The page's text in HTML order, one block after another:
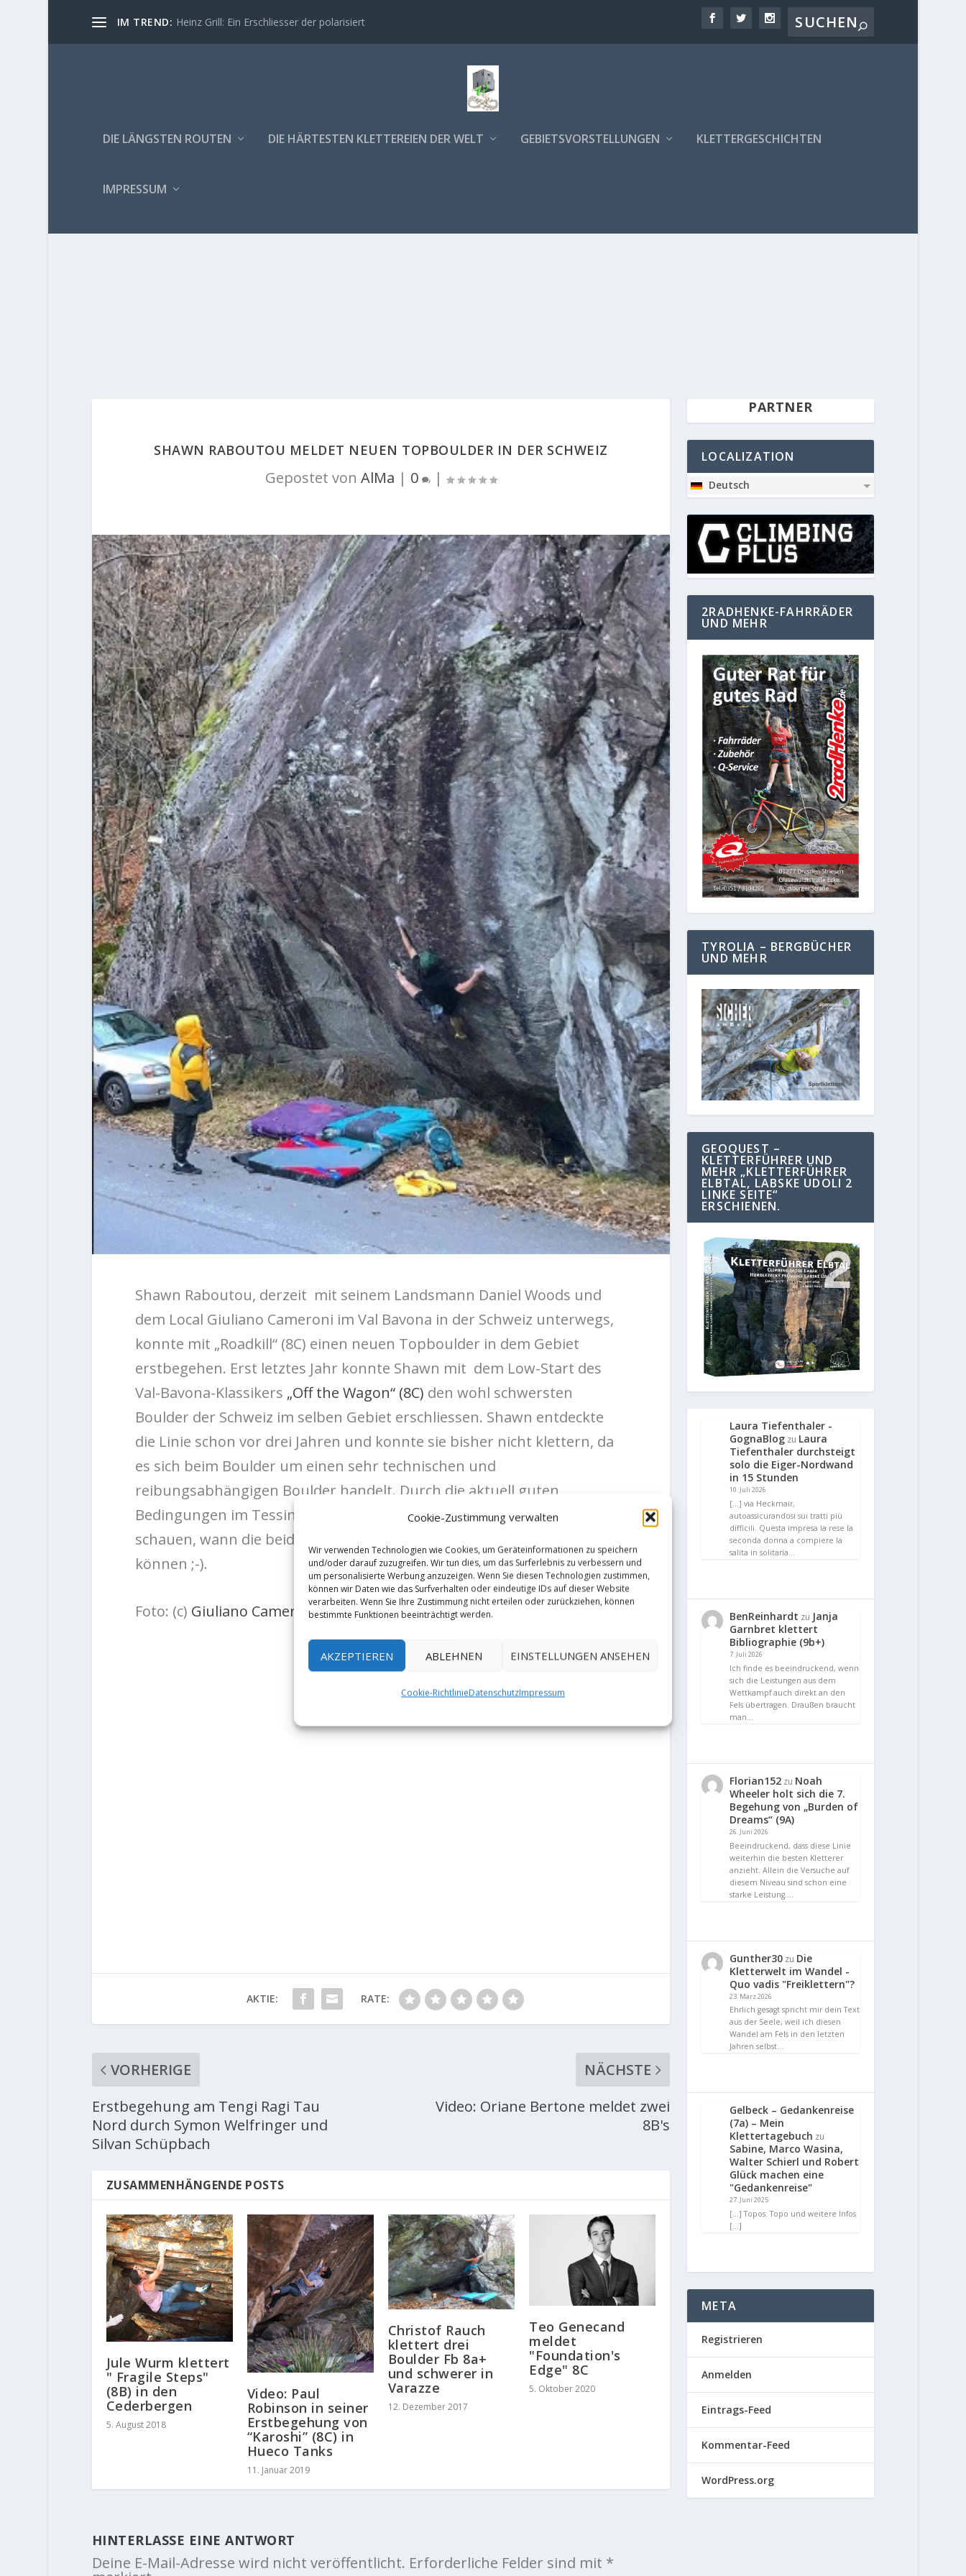
Cookie-Zustimmung verwalten
Wir verwenden Technologien wie Cookies, um Geräteinformationen zu speichern
und/oder darauf zuzugreifen. Wir tun dies, um das Surferlebnis zu verbessern und
um personalisierte Werbung anzuzeigen. Wenn Sie diesen Technologien zustimmen,
können wir Daten wie das Surfverhalten oder eindeutige IDs auf dieser Website
verarbeiten. Wenn Sie Ihre Zustimmung nicht erteilen oder zurückziehen, können
bestimmte Funktionen beeinträchtigt werden.
AKZEPTIEREN ABLEHNEN EINSTELLUNGEN ANSEHEN
Cookie-RichtlinieDatenschutzImpressum
IM TREND: Heinz Grill: Ein Erschliesser der polarisiert
DIE LÄNGSTEN ROUTEN DIE HÄRTESTEN KLETTEREIEN DER WELT GEBIETSVORSTELLUNGEN KLETTERGESCHICHTEN
IMPRESSUM
SHAWN RABOUTOU MELDET NEUEN TOPBOULDER IN DER SCHWEIZ
Gepostet von AlMa | 0 |
Shawn Raboutou, derzeit mit seinem Landsmann Daniel Woods und
dem Local Giuliano Cameroni im Val Bavona in der Schweiz unterwegs,
konnte mit „Roadkill“ (8C) einen neuen Topboulder in dem Gebiet
erstbegehen. Erst letztes Jahr konnte Shawn mit dem Low-Start des
Val-Bavona-Klassikers „Off the Wagon“ (8C) den wohl schwersten
Boulder der Schweiz im selben Gebiet erschliessen. Shawn entdeckte
die Linie schon vor drei Jahren und konnte sie bisher nicht klettern, da
es sich beim Boulder um einen sehr technischen und
reibungsabhängigen Boulder handelt. Durch die aktuell guten
Bedingungen im Tessin konnte Shawn das Projekt nun beenden. Mal
schauen, wann die beiden anderen Akteure den Boulder wiederholen
können ;-).
Foto: (c) Giuliano Cameroni
AKTIE: RATE:
VORHERIGE
Erstbegehung am Tengi Ragi Tau
Nord durch Symon Welfringer und
Silvan Schüpbach
NÄCHSTE
Video: Oriane Bertone meldet zwei
8B's
ZUSAMMENHÄNGENDE POSTS
Jule Wurm klettert
" Fragile Steps"
(8B) in den
Cederbergen
5. August 2018
Video: Paul
Robinson in seiner
Erstbegehung von
“Karoshi” (8C) in
Hueco Tanks
11. Januar 2019
Christof Rauch
klettert drei
Boulder Fb 8a+
und schwerer in
Varazze
12. Dezember 2017
Teo Genecand
meldet
"Foundation's
Edge" 8C
5. Oktober 2020
HINTERLASSE EINE ANTWORT
Deine E-Mail-Adresse wird nicht veröffentlicht. Erforderliche Felder sind mit *
PARTNER
LOCALIZATION
Deutsch
2RADHENKE-FAHRRÄDER
UND MEHR
TYROLIA – BERGBÜCHER
UND MEHR
GEOQUEST –
KLETTERFÜHRER UND
MEHR „KLETTERFÜHRER
ELBTAL, LABSKE UDOLI 2
LINKE SEITE“
ERSCHIENEN.
Laura Tiefenthaler -
GognaBlog zu Laura
Tiefenthaler durchsteigt
solo die Eiger-Nordwand
in 15 Stunden
10. Juli 2026
[…] via Heckmair,
autoassicurandosi sui tratti più
difficili. Questa impresa la rese la
seconda donna a compiere la
salita in solitaria…
BenReinhardt zu Janja
Garnbret klettert
Bibliographie (9b+)
7. Juli 2026
Ich finde es beeindruckend, wenn
sich die Leistungen aus dem
Wettkampf auch direkt an den
Fels übertragen. Draußen braucht
man…
Florian152 zu Noah
Wheeler holt sich die 7.
Begehung von „Burden of
Dreams“ (9A)
26. Juni 2026
Beeindruckend, dass diese Linie
weiterhin die besten Kletterer
anzieht. Allein die Versuche auf
diesem Niveau sind schon eine
starke Leistung.…
Gunther30 zu Die
Kletterwelt im Wandel -
Quo vadis "Freiklettern"?
23. März 2026
Ehrlich gesagt spricht mir dein Text
aus der Seele, weil ich diesen
Wandel am Fels in den letzten
Jahren selbst…
Gelbeck – Gedankenreise
(7a) – Mein
Klettertagebuch zu
Sabine, Marco Wasina,
Walter Schierl und Robert
Glück machen eine
"Gedankenreise"
27. Juni 2025
[…] Topos: Topo und weitere Infos
[…]
META
Registrieren
Anmelden
Eintrags-Feed
Kommentar-Feed
WordPress.org